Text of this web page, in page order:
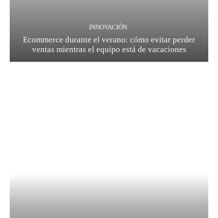
INNOVACIÓN
Ecommerce durante el verano: cómo evitar perder
ventas mientras el equipo está de vacaciones